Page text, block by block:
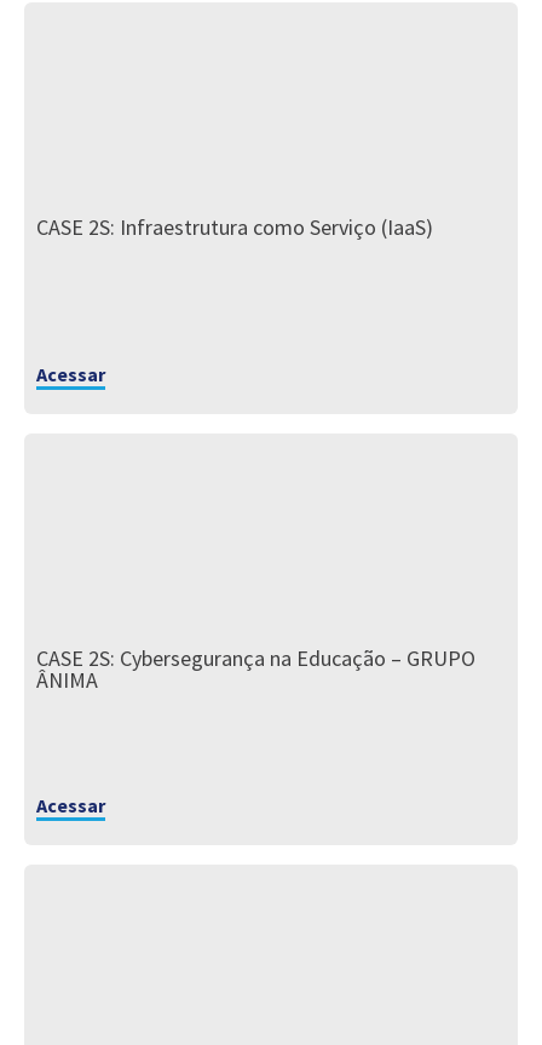
CASE 2S: Infraestrutura como Serviço (IaaS)
Acessar
CASE 2S: Cybersegurança na Educação – GRUPO
ÂNIMA
Acessar